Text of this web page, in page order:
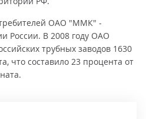
ОАО "ММК" -
России. В 2008 году ОАО
трубных заводов 1630
что составило 23 процента от